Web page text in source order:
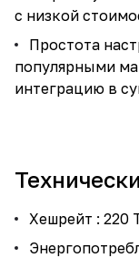
с низкой
Простота
популярными
интеграцию в
Хешрейт : 220